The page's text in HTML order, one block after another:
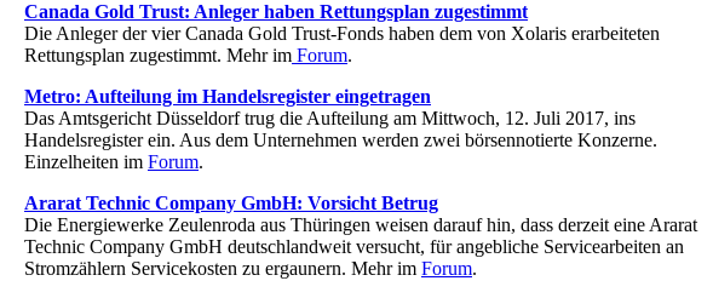
Canada Gold Trust: Anleger haben Rettungsplan zugestimmt
Die Anleger der vier Canada Gold Trust-Fonds haben dem von Xolaris erarbeiteten
Rettungsplan zugestimmt. Mehr im Forum.
Metro: Aufteilung im Handelsregister eingetragen
Das Amtsgericht Düsseldorf trug die Aufteilung am Mittwoch, 12. Juli 2017, ins
Handelsregister ein. Aus dem Unternehmen werden zwei börsennotierte Konzerne.
Einzelheiten im Forum.
Ararat Technic Company GmbH: Vorsicht Betrug
Die Energiewerke Zeulenroda aus Thüringen weisen darauf hin, dass derzeit eine Ararat
Technic Company GmbH deutschlandweit versucht, für angebliche Servicearbeiten an
Stromzählern Servicekosten zu ergaunern. Mehr im Forum.